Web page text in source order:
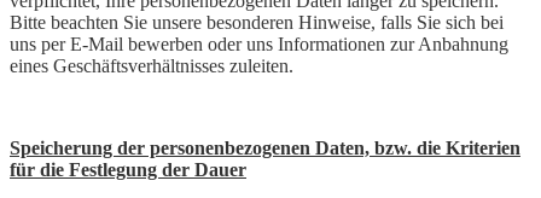
Bitte beachten Sie unsere besonderen Hinweise, falls Sie sich bei
uns per E-Mail bewerben oder uns Informationen zur Anbahnung
eines Geschäftsverhältnisses zuleiten.
Speicherung der personenbezogenen Daten, bzw. die Kriterien
für die Festlegung der Dauer